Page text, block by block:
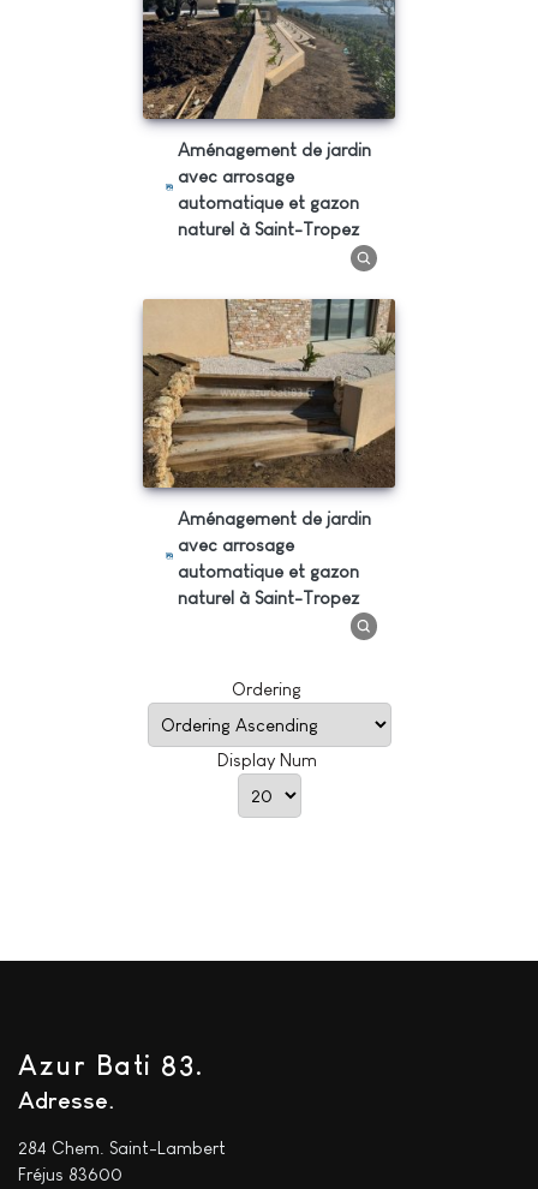
Aménagement de jardin
avec arrosage
automatique et gazon
naturel à Saint-Tropez
Aménagement de jardin
avec arrosage
automatique et gazon
naturel à Saint-Tropez
Ordering
Display Num
Azur Bati 83.
Adresse
284 Chem. Saint-Lambert
Fréjus 83600